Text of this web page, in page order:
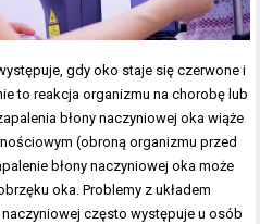
gdy oko staje się czerwone i
to reakcja organizmu na chorobę lub
błony naczyniowej oka wiąże
(obroną organizmu przed
błony naczyniowej oka może
oka. Problemy z układem
często występuje u osób